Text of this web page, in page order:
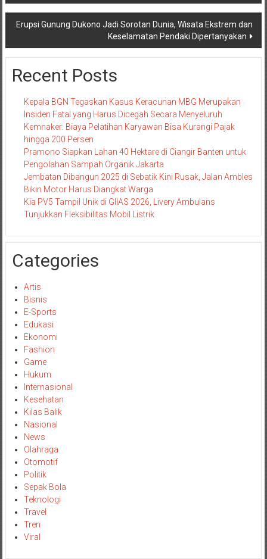
Erupsi Gunung Dukono Jadi Sorotan Dunia, Wisata Ekstrem dan
Keselamatan Pendaki Dipertanyakan
Recent Posts
Kepala BGN Tegaskan Kasus Keracunan MBG Merupakan
Insiden Fatal yang Harus Dicegah Secara Menyeluruh
Kemnaker: Biaya Pelatihan Karyawan Bisa Kurangi Pajak
hingga 200 Persen
Pramono Siapkan Lahan 40 Hektare di Ciangir Banten untuk
Pengolahan Sampah Organik Jakarta
Jembatan Dibangun 2025 di Sebatik Kini Rusak, Jalan Ambles
Bikin Motor Harus Diangkat Warga
Kia PV5 Tampil Unik di GIIAS 2026, Livery Ambulans
Tunjukkan Fleksibilitas Mobil Listrik
Categories
Artis
Bisnis
E-Sports
Edukasi
Ekonomi
Fashion
Game
Hukum
Internasional
Kesehatan
Kilas Balik
Nasional
News
Olahraga
Otomotif
Politik
Sepak Bola
Teknologi
Travel
Tren
Viral